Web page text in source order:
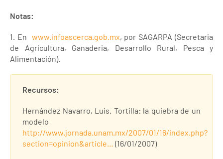
Notas:
1. En www.infoascerca.gob.mx, por SAGARPA (Secretaria
de Agricultura, Ganaderia, Desarrollo Rural, Pesca y
Alimentación).
Recursos:
Hernández Navarro, Luis. Tortilla: la quiebra de un
modelo
http://www.jornada.unam.mx/2007/01/16/index.php?
section=opinion&article… (16/01/2007)